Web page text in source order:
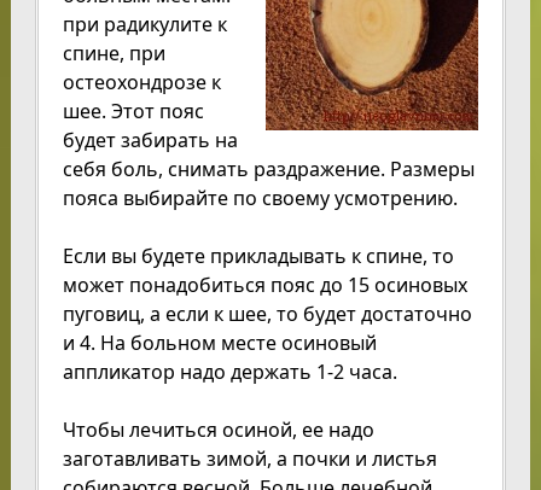
при радикулите к
спине, при
остеохондрозе к
шее. Этот пояс
будет забирать на
себя боль, снимать раздражение. Размеры
пояса выбирайте по своему усмотрению.
Если вы будете прикладывать к спине, то
может понадобиться пояс до 15 осиновых
пуговиц, а если к шее, то будет достаточно
и 4. На больном месте осиновый
аппликатор надо держать 1-2 часа.
Чтобы лечиться осиной, ее надо
заготавливать зимой, а почки и листья